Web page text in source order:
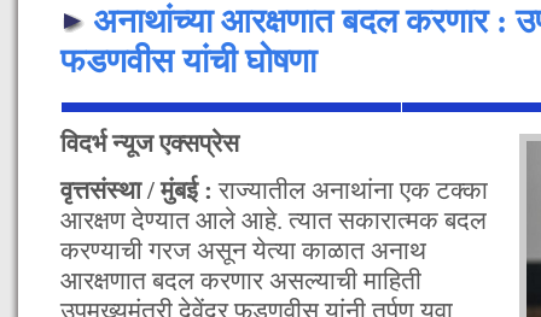
अनाथांच्या आरक्षणात बदल करणार :
फडणवीस यांची घोषणा
विदर्भ न्यूज एक्सप्रेस
वृत्तसंस्था / मुंबई : राज्यातील अनाथांना एक टक्का
आरक्षण देण्यात आले आहे. त्यात सकारात्मक बदल
करण्याची गरज असून येत्या काळात अनाथ
आरक्षणात बदल करणार असल्याची माहिती
उपमुख्यमंत्री देवेंद्र फडणवीस यांनी तर्पण युवा